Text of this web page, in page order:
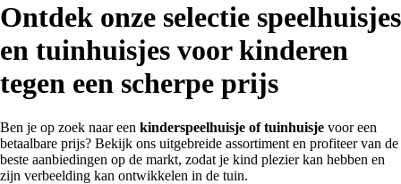
Ontdek onze selectie speelhuisjes
en tuinhuisjes voor kinderen
tegen een scherpe prijs
Ben je op zoek naar een kinderspeelhuisje of tuinhuisje voor een
betaalbare prijs? Bekijk ons uitgebreide assortiment en profiteer van de
beste aanbiedingen op de markt, zodat je kind plezier kan hebben en
zijn verbeelding kan ontwikkelen in de tuin.